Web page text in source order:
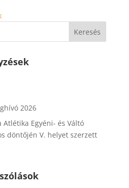
2026
Egyéni- és Váltó
döntőjén V. helyet szerzett